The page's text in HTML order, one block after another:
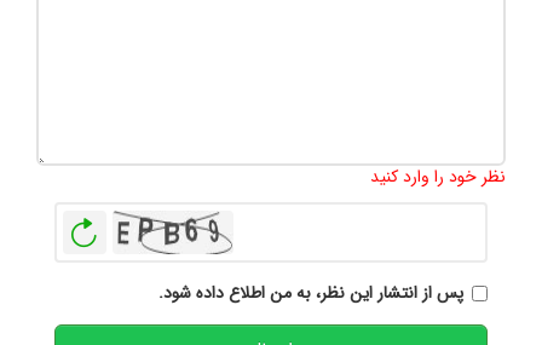
نظر خود را وارد کنید
پس از انتشار این نظر، به من اطلاع داده شود.